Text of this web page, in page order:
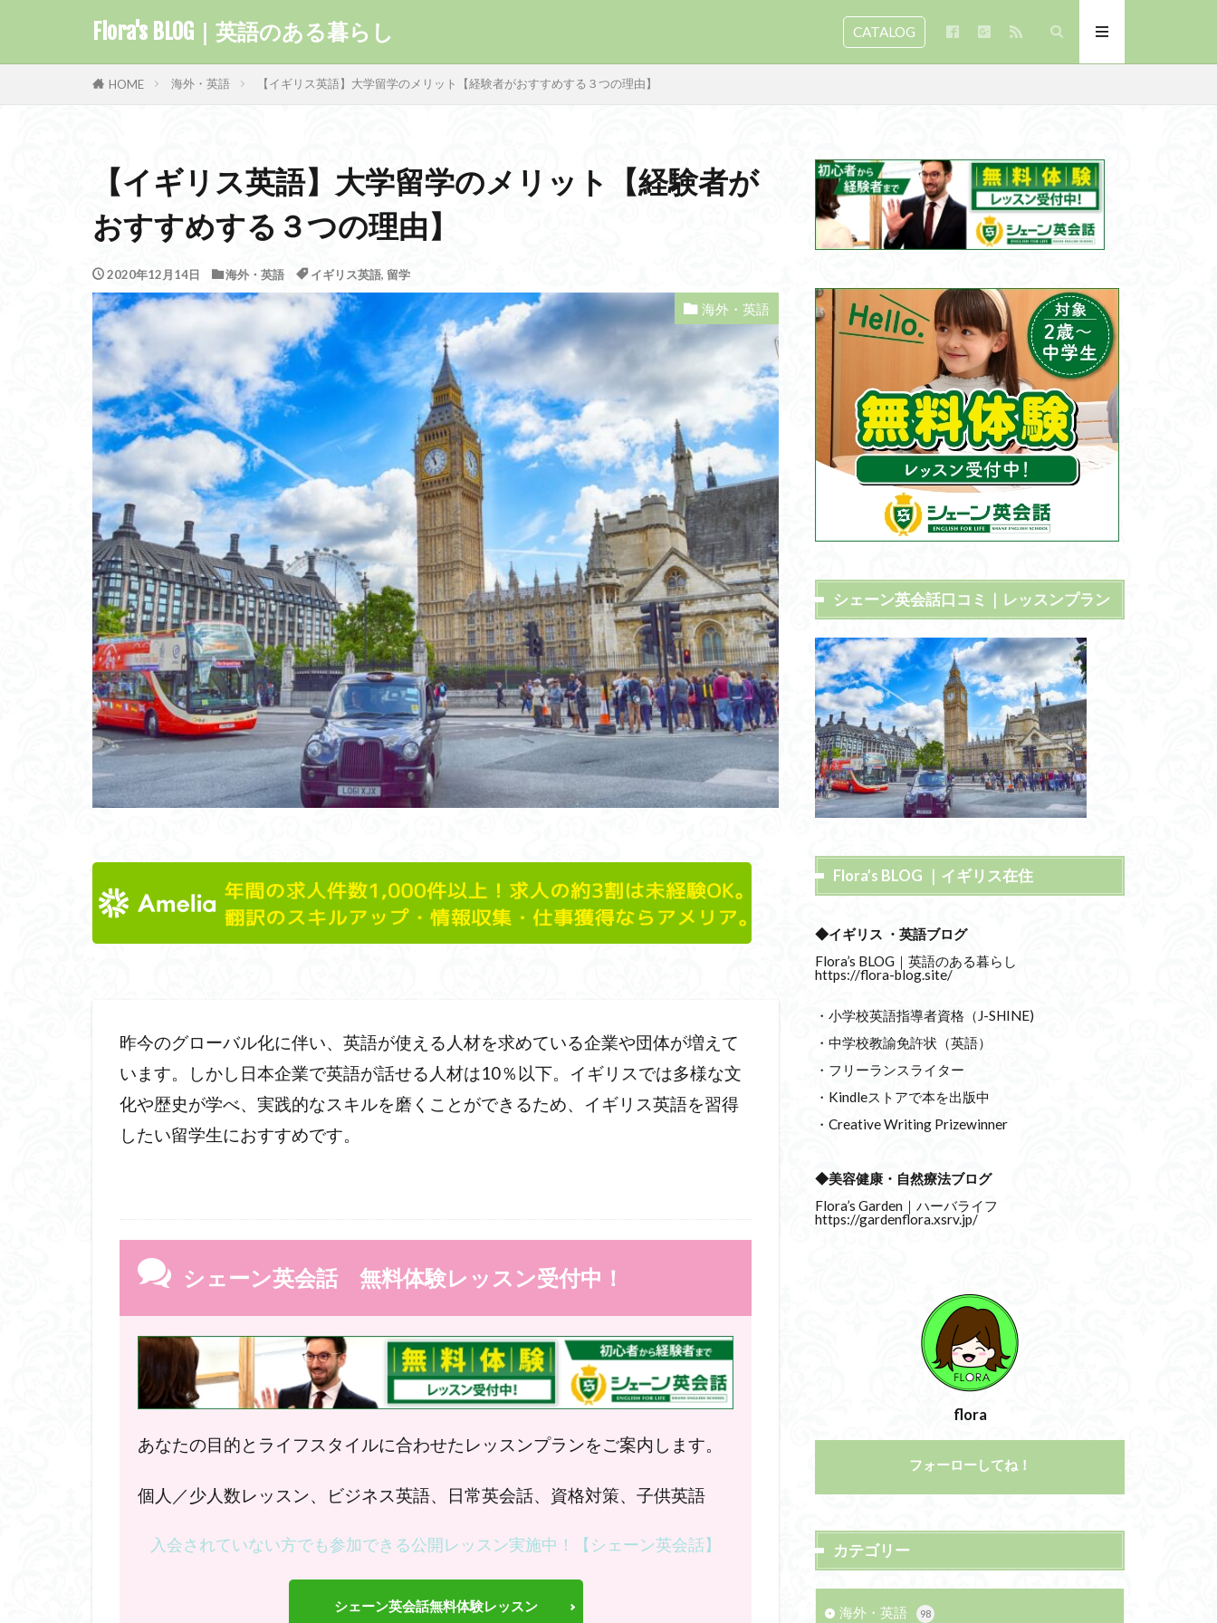
Flora's BLOG｜英語のある暮らし CATALOG
HOME 海外・英語 【イギリス英語】大学留学のメリット【経験者がおすすめする３つの理由】
【イギリス英語】大学留学のメリット【経験者が
おすすめする３つの理由】
2020年12月14日 海外・英語 イギリス英語, 留学
海外・英語
昨今のグローバル化に伴い、英語が使える人材を求めている企業や団体が増えて
います。しかし日本企業で英語が話せる人材は10％以下。イギリスでは多様な文
化や歴史が学べ、実践的なスキルを磨くことができるため、イギリス英語を習得
したい留学生におすすめです。
シェーン英会話 無料体験レッスン受付中！
あなたの目的とライフスタイルに合わせたレッスンプランをご案内します。
個人／少人数レッスン、ビジネス英語、日常英会話、資格対策、子供英語
入会されていない方でも参加できる公開レッスン実施中！【シェーン英会話】
シェーン英会話無料体験レッスン
シェーン英会話口コミ｜レッスンプラン
Flora’s BLOG ｜イギリス在住
◆イギリス ・英語ブログ
Flora’s BLOG｜英語のある暮らし
https://flora-blog.site/
・小学校英語指導者資格（J-SHINE)
・中学校教諭免許状（英語）
・フリーランスライター
・Kindleストアで本を出版中
・Creative Writing Prizewinner
◆美容健康・自然療法ブログ
Flora’s Garden｜ハーバライフ
https://gardenflora.xsrv.jp/
flora
フォーローしてね！
カテゴリー
海外・英語 98
カテゴリー
Kindle 学習 洋楽 歴史 書き方 映像翻訳 日英翻訳 旅の仲間
文豪
教材
嵐が丘
医薬翻訳
力の指輪
初心者
湖水地方
留学
ロードオブザリング
通信講座
謎解き 解説 観光 英語学習 発音
英語
英文学
英会話 聖杯 聖書 翻訳家 翻訳 練習
秘密の部屋
二つの塔
ロンドン イギリス英語とアメリカ英語
コッツウォルズ
クリスマス
クイーンズイングリッシュ エディンバラ
ウェストミンスター寺院
ウィンチェスター大聖堂
ウィリアム・シェイクスピア イギリス英語特徴
イギリス英語勉強
イギリス英語で会話したい
シャーロック・ホームズ イギリス英語
アーニック城
アーサー王伝説 アメリア アマゾン アプリ
なるには
おすすめ
シェイクスピア ジェーン・エア ロケ地 バンバラ城
ルーヴル美術館
ルール リンカーン大聖堂 リスニング
ラスト・キングダム
ライティング
プライドと偏見 ピーターラビット ピークディストリクト
ジェーン・オースティン
ノートルダム大聖堂 ニュース ドラマ ドイツ
トールキン
ダヴィンチコード
ダラム大聖堂 セントポール大聖堂
ストーリー
ストラトフォード・アポン・エイヴォン
ストア 魔法薬
検索